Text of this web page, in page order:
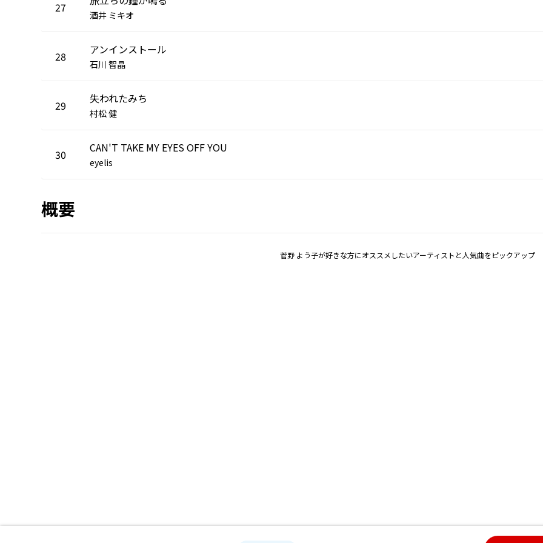
27
酒井 ミキオ
28 アンインストール
石川 智晶
29 失われたみち
村松 健
30 CAN'T TAKE MY EYES OFF YOU
eyelis
概要
菅野 よう子が好きな方にオススメしたいアーティストと人気曲をピックアップ